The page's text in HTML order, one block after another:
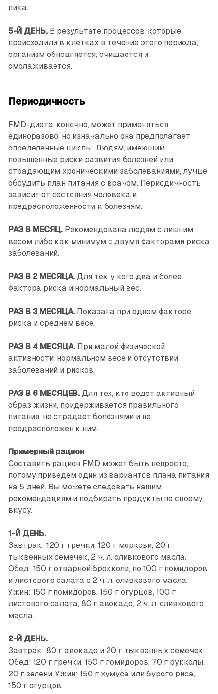
пика.
5-Й ДЕНЬ.В результате процессов, которые
происходили в клетках в течение этого периода,
организм обновляется, очищается и
омолаживается.
Периодичность
FMD-диета, конечно, может применяться
единоразово, но изначально она предполагает
определенные циклы. Людям, имеющим
повышенные риски развития болезней или
страдающим хроническими заболеваниями, лучше
обсудить план питания с врачом. Периодичность
зависит от состояния человека и
предрасположенности к болезням.
РАЗ В МЕСЯЦ.Рекомендована людям с лишним
весом либо как минимум с двумя факторами риска
заболеваний.
РАЗ В 2 МЕСЯЦА.Для тех, у кого два и более
фактора риска и нормальный вес.
РАЗ В 3 МЕСЯЦА.Показана при одном факторе
риска и среднем весе.
РАЗ В 4 МЕСЯЦА.При малой физической
активности, нормальном весе и отсутствии
заболеваний и рисков.
РАЗ В 6 МЕСЯЦЕВ.Для тех, кто ведет активный
образ жизни, придерживается правильного
питания, не страдает болезнями и не
предрасположен к ним.
Примерный рацион
Составить рацион FMD может быть непросто,
потому приведем один из вариантов плана питания
на 5 дней. Вы можете следовать нашим
рекомендациям и подбирать продукты по своему
вкусу.
1-Й ДЕНЬ.
Завтрак: 120 г гречки, 120 г моркови, 20 г
тыквенных семечек, 2 ч. л. оливкового масла.
Обед: 150 г отварной брокколи, по 100 г помидоров
и листового салата с 2 ч. л. оливкового масла.
Ужин: 150 г помидоров, 150 г огурцов, 100 г
листового салата, 80 г авокадо, 2 ч. л. оливкового
масла.
2-Й ДЕНЬ.
Завтрак: 80 г авокадо и 20 г тыквенных семечек.
Обед: 120 г гречки, 150 г помидоров, 70 г рукколы,
20 г зелени. Ужин: 150 г хумуса или бурого риса,
150 г огурцов.